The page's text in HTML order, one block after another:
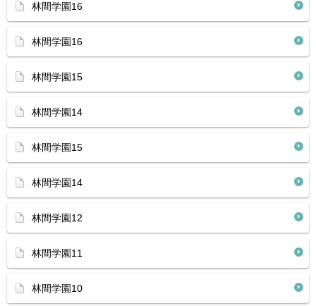
林間学園16
林間学園16
林間学園15
林間学園14
林間学園15
林間学園14
林間学園12
林間学園11
林間学園10